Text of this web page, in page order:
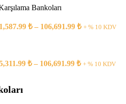
Bankoları
₺ – 106,691.99 ₺ + % 10 KDV
₺ – 106,691.99 ₺ + % 10 KDV